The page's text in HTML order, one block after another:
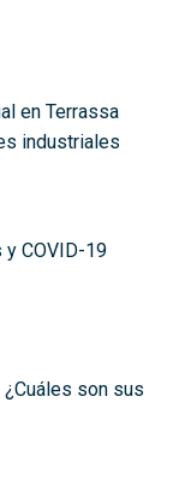
en Terrassa
industriales
COVID-19
son sus